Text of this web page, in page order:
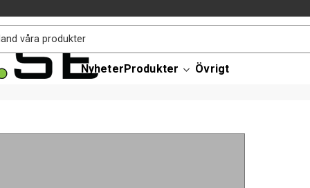
NyheterProdukter Övrigt